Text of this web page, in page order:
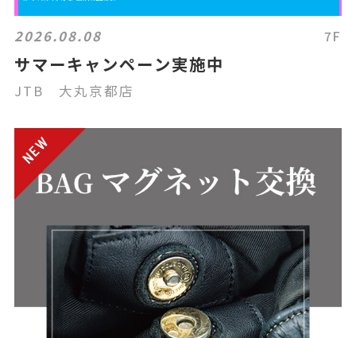
2026.08.08 7F
サマーキャンペーン実施中
JTB 大丸京都店